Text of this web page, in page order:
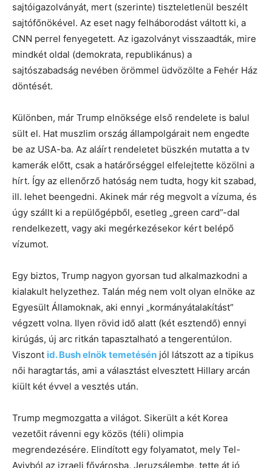
sajtóigazolványát, mert (szerinte) tiszteletlenül beszélt
sajtófőnökével. Az eset nagy felháborodást váltott ki, a
CNN perrel fenyegetett. Az igazolványt visszaadták, mire
mindkét oldal (demokrata, republikánus) a
sajtószabadság nevében örömmel üdvözölte a Fehér Ház
döntését.
Különben, már Trump elnöksége első rendelete is balul
sült el. Hat muszlim ország állampolgárait nem engedte
be az USA-ba. Az aláírt rendeletet büszkén mutatta a tv
kamerák előtt, csak a határőrséggel elfelejtette közölni a
hírt. Így az ellenőrző hatóság nem tudta, hogy kit szabad,
ill. lehet beengedni. Akinek már rég megvolt a vízuma, és
úgy szállt ki a repülőgépből, esetleg „green card”-dal
rendelkezett, vagy aki megérkezésekor kért belépő
vízumot.
Egy biztos, Trump nagyon gyorsan tud alkalmazkodni a
kialakult helyzethez. Talán még nem volt olyan elnöke az
Egyesült Államoknak, aki ennyi „kormányátalakítást”
végzett volna. Ilyen rövid idő alatt (két esztendő) ennyi
kirúgás, új arc ritkán tapasztalható a tengerentúlon.
Viszont id. Bush elnök temetésén jól látszott az a tipikus
női haragtartás, ami a választást elvesztett Hillary arcán
kiült két évvel a vesztés után.
Trump megmozgatta a világot. Sikerült a két Korea
vezetőit rávenni egy közös (téli) olimpia
megrendezésére. Elindított egy folyamatot, mely Tel-
Avivból az izraeli fővárosba, Jeruzsálembe, tette át jó